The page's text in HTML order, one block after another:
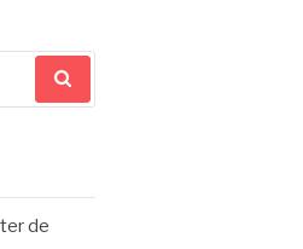
de